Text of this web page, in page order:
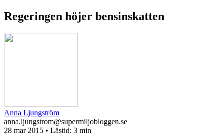
Regeringen höjer bensinskatten
Anna Ljungström
anna.ljungstrom@supermiljobloggen.se
28 mar 2015 • Lästid: 3 min